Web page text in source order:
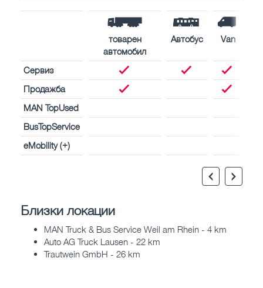
товарен
автомобил
Автобус Van
Сервиз
Продажба
MAN TopUsed
BusTopService
eMobility (+)
Близки локации
MAN Truck & Bus Service Weil am Rhein - 4 km
Auto AG Truck Lausen - 22 km
Trautwein GmbH - 26 km